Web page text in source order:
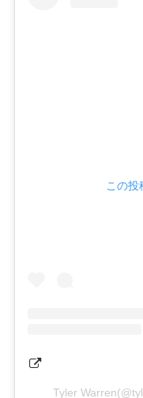
この
Tyler